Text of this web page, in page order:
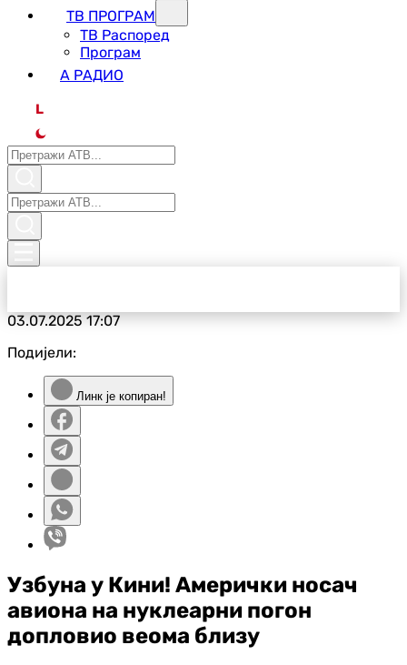
ТВ ПРОГРАМ
ТВ Распоред
Програм
А РАДИО
L
03.07.202517:07
Подијели:
Линк је копиран!
Узбуна у Кини! Амерички носач
авиона на нуклеарни погон
допловио веома близу